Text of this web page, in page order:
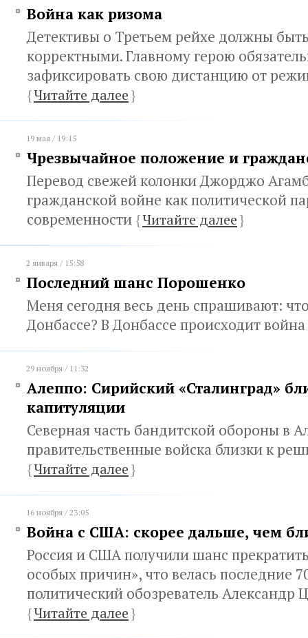
Война как ризома
Детективы о Третьем рейхе должны
корректными. Главному герою
зафиксировать свою дистанцию от
{Читайте далее}
19 мая / 19:15
Чрезвычайное положение и
Перевод свежей колонки Джорджо
гражданской войне как политической
современности {Читайте далее}
2 января / 15:58
Последний шанс Порошенко
Меня сегодня весь день спрашивают:
Донбассе? В Донбассе происходит война
29 ноября / 11:32
Алеппо: Сирийский «Сталинград»
капитуляции
Северная часть бандитской обороны в
правительственные войска близки к
{Читайте далее}
16 ноября / 23:05
Война с США: скорее дальше, чем
Россия и США получили шанс
особых причин», что велась последние
политический обозреватель Александр
{Читайте далее}